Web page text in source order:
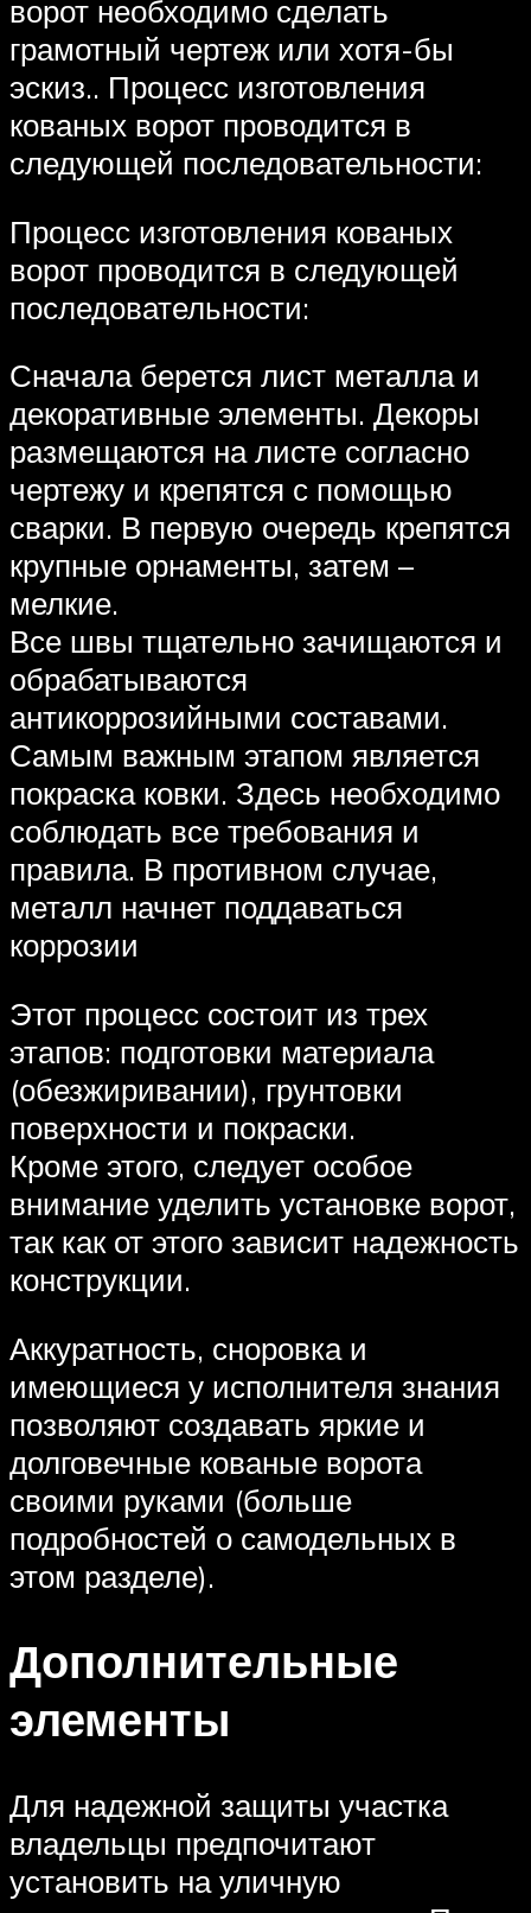
ворот необходимо сделать
грамотный чертеж или хотя-бы
эскиз.. Процесс изготовления
кованых ворот проводится в
следующей последовательности:
Процесс изготовления кованых
ворот проводится в следующей
последовательности:
Сначала берется лист металла и
декоративные элементы. Декоры
размещаются на листе согласно
чертежу и крепятся с помощью
сварки. В первую очередь крепятся
крупные орнаменты, затем –
мелкие.
Все швы тщательно зачищаются и
обрабатываются
антикоррозийными составами.
Самым важным этапом является
покраска ковки. Здесь необходимо
соблюдать все требования и
правила. В противном случае,
металл начнет поддаваться
коррозии
Этот процесс состоит из трех
этапов: подготовки материала
(обезжиривании), грунтовки
поверхности и покраски.
Кроме этого, следует особое
внимание уделить установке ворот,
так как от этого зависит надежность
конструкции.
Аккуратность, сноровка и
имеющиеся у исполнителя знания
позволяют создавать яркие и
долговечные кованые ворота
своими руками (больше
подробностей о самодельных в
этом разделе).
Дополнительные
элементы
Для надежной защиты участка
владельцы предпочитают
установить на уличную